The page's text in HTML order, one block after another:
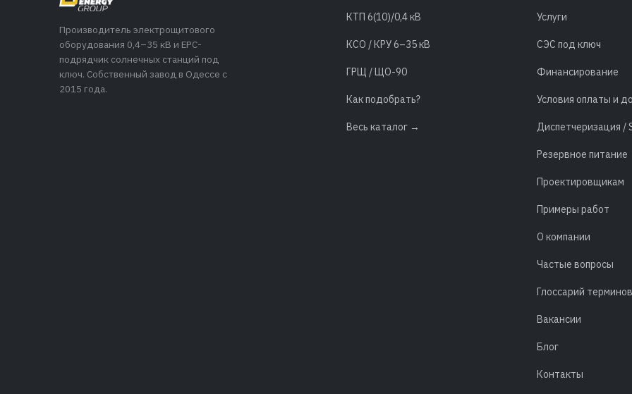
Производитель электрощитового
оборудования 0,4–35 кВ и EPC-
подрядчик солнечных станций под
ключ. Собственный завод в Одессе с
2015 года.
КТП 6(10)/0,4 кВ
КСО / КРУ 6–35 кВ
ГРЩ / ЩО-90
Как подобрать?
Весь каталог →
Услуги
СЭС под ключ
Финансирование
Условия оплаты и
Диспетчеризация /
Резервное питание
Проектировщикам
Примеры работ
О компании
Частые вопросы
Глоссарий терминов
Вакансии
Блог
Контакты